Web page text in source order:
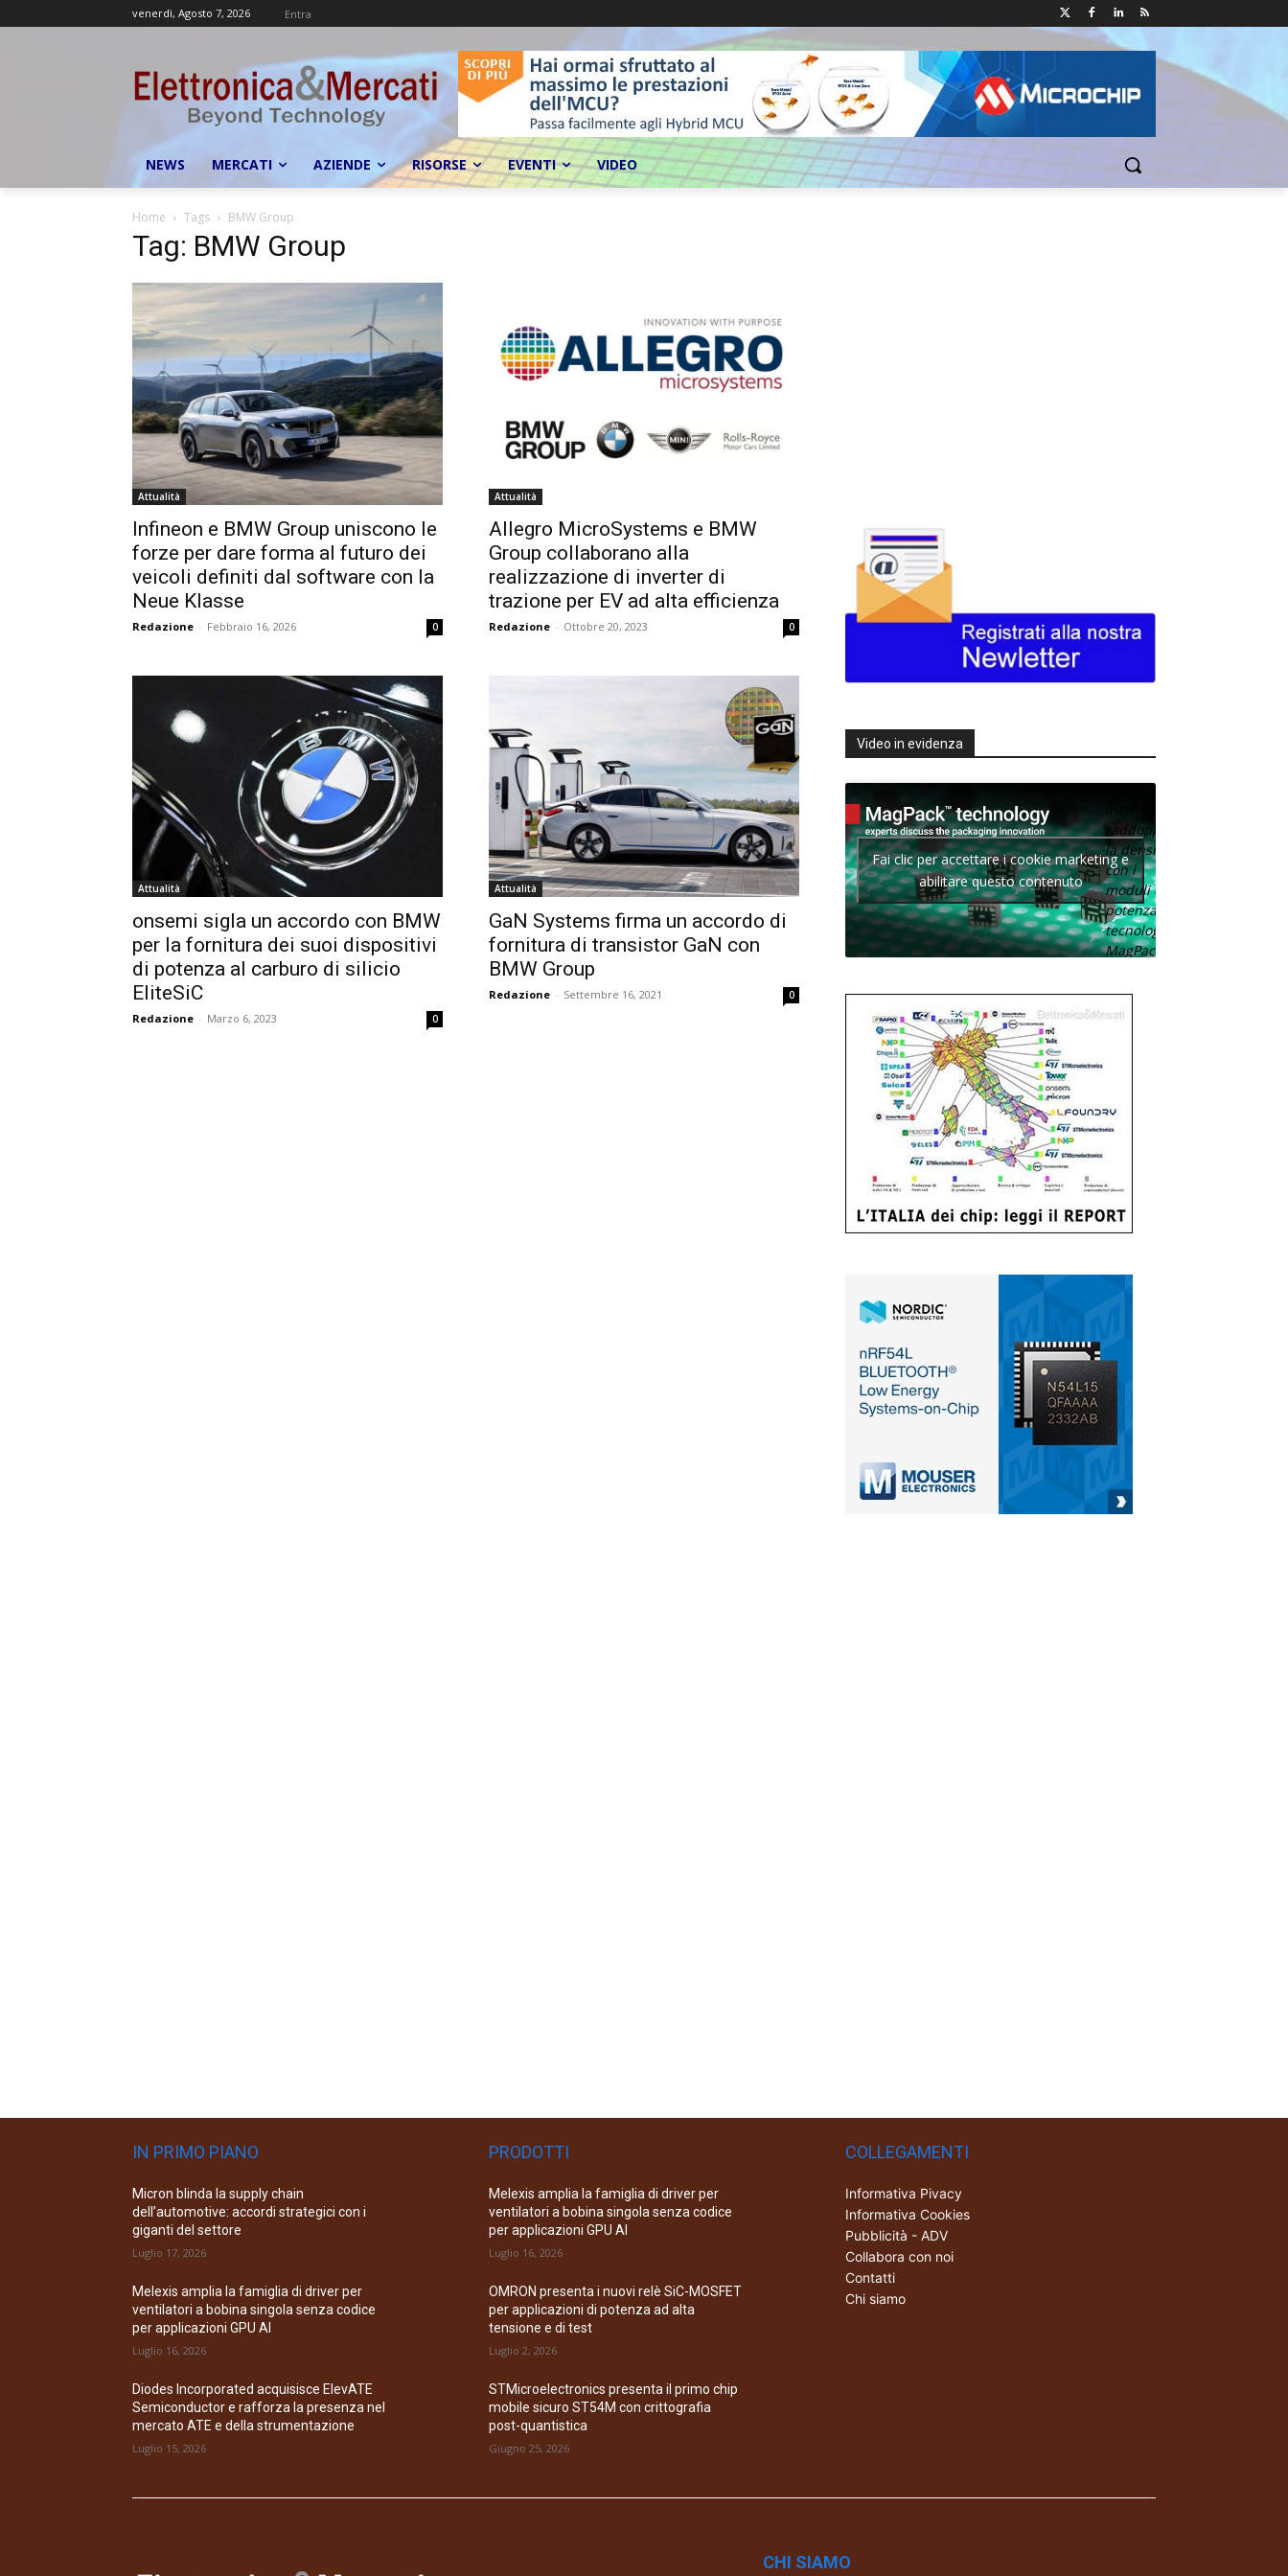
venerdì, Agosto 7, 2026 Entra
NEWS MERCATI AZIENDE RISORSE EVENTI VIDEO
Home Tags BMW Group
Tag: BMW Group
Attualità
Infineon e BMW Group uniscono le
forze per dare forma al futuro dei
veicoli definiti dal software con la
Neue Klasse
Redazione - Febbraio 16, 2026 0
Attualità
Allegro MicroSystems e BMW
Group collaborano alla
realizzazione di inverter di
trazione per EV ad alta efficienza
Redazione - Ottobre 20, 2023 0
Attualità
onsemi sigla un accordo con BMW
per la fornitura dei suoi dispositivi
di potenza al carburo di silicio
EliteSiC
Redazione - Marzo 6, 2023 0
Attualità
GaN Systems firma un accordo di
fornitura di transistor GaN con
BMW Group
Redazione - Settembre 16, 2021 0
Video in evidenza
Texas
raddoppia
la densità
con i
moduli di
potenza con
tecnologia
MagPack.
Fai clic per accettare i cookie marketing e
abilitare questo contenuto
IN PRIMO PIANO
Micron blinda la supply chain
dell’automotive: accordi strategici con i
giganti del settore
Luglio 17, 2026
Melexis amplia la famiglia di driver per
ventilatori a bobina singola senza codice
per applicazioni GPU AI
Luglio 16, 2026
Diodes Incorporated acquisisce ElevATE
Semiconductor e rafforza la presenza nel
mercato ATE e della strumentazione
Luglio 15, 2026
PRODOTTI
Melexis amplia la famiglia di driver per
ventilatori a bobina singola senza codice
per applicazioni GPU AI
Luglio 16, 2026
OMRON presenta i nuovi relè SiC-MOSFET
per applicazioni di potenza ad alta
tensione e di test
Luglio 2, 2026
STMicroelectronics presenta il primo chip
mobile sicuro ST54M con crittografia
post-quantistica
Giugno 25, 2026
COLLEGAMENTI
Informativa Pivacy
Informativa Cookies
Pubblicità - ADV
Collabora con noi
Contatti
Chi siamo
CHI SIAMO